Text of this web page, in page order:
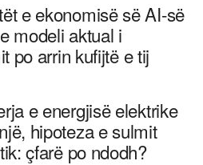
e ekonomisë së AI-së
modeli aktual i
po arrin kufijtë e tij
e energjisë elektrike
hipoteza e sulmit
çfarë po ndodh?